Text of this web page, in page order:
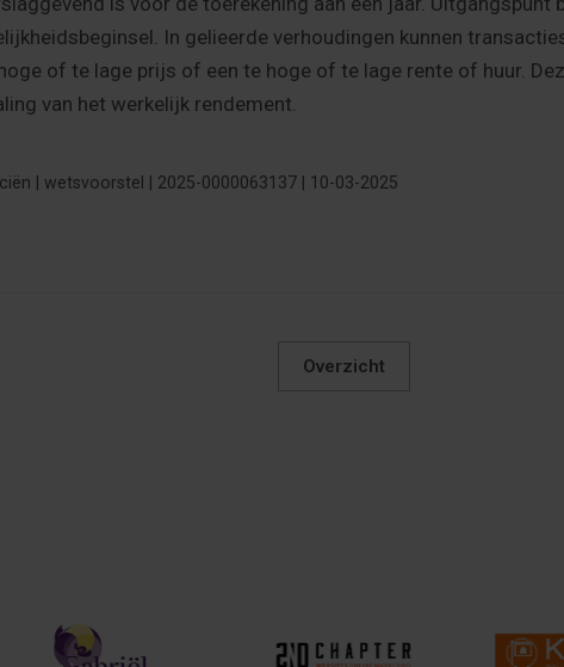
In gelieerde verhoudingen kunnen
of te lage prijs of een te hoge of te lage rente of huur.
van het werkelijk rendement.
| wetsvoorstel | 2025-0000063137 | 10-03-2025
Overzicht